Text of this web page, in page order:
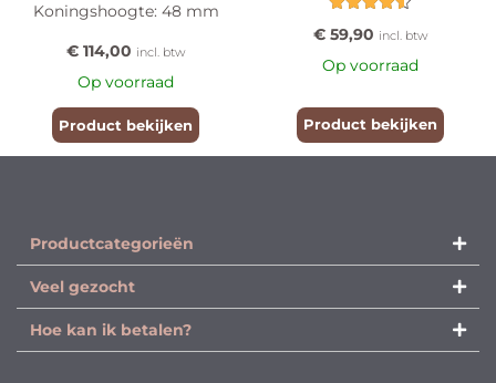
4.75
Koningshoogte: 48 mm
€ 114,00 incl. btw
Op voorraad
Product bekijken
4.50
€ 59,90 incl. btw
Op voorraad
Product bekijken
Productcategorieën​
Veel gezocht
Hoe kan ik betalen?